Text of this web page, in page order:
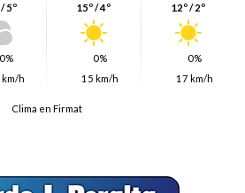
5º
0%
km/h
15º / 4º
0%
15 km/h
12º / 2º
0%
17 km/h
Clima en Firmat